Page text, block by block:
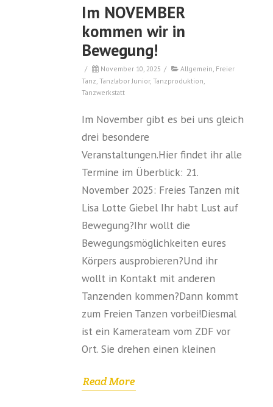
Im NOVEMBER
kommen wir in
Bewegung!
/ November 10, 2025 / Allgemein, Freier
Tanz, Tanzlabor Junior, Tanzproduktion,
Tanzwerkstatt
Im November gibt es bei uns gleich
drei besondere
Veranstaltungen.Hier findet ihr alle
Termine im Überblick: 21.
November 2025: Freies Tanzen mit
Lisa Lotte Giebel Ihr habt Lust auf
Bewegung?Ihr wollt die
Bewegungsmöglichkeiten eures
Körpers ausprobieren?Und ihr
wollt in Kontakt mit anderen
Tanzenden kommen?Dann kommt
zum Freien Tanzen vorbei!Diesmal
ist ein Kamerateam vom ZDF vor
Ort. Sie drehen einen kleinen
Read More